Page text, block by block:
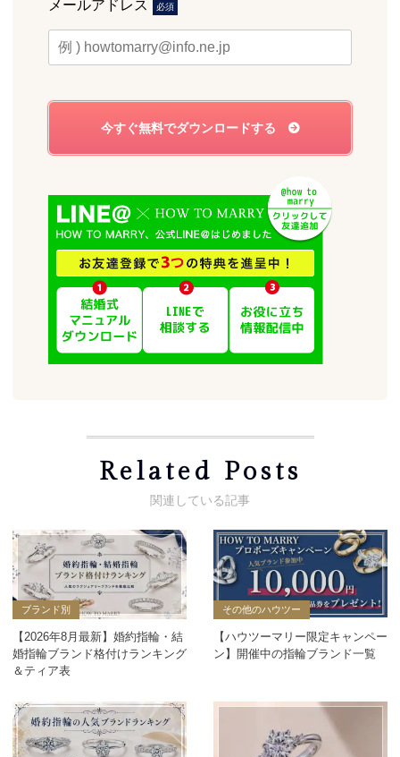
メールアドレス 必須
Related Posts
ブランド別
【2026年8月最新】婚約指輪・結
婚指輪ブランド格付けランキング
＆ティア表
その他のハウツー
【ハウツーマリー限定キャンペー
ン】開催中の指輪ブランド一覧